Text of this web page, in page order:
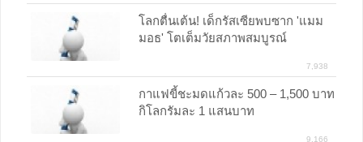
โลกตื่นเต้น! เด็กรัสเซียพบซาก 'แมม
มอธ' โตเต็มวัยสภาพสมบูรณ์
7,938
กาแฟขี้ชะมดแก้วละ 500 – 1,500 บาท
กิโลกรัมละ 1 แสนบาท
9,166